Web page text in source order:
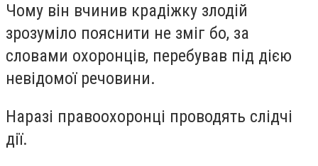
Чому він вчинив крадіжку злодій
зрозуміло пояснити не зміг бо, за
словами охоронців, перебував під дією
невідомої речовини.
Наразі правоохоронці проводять слідчі
дії.